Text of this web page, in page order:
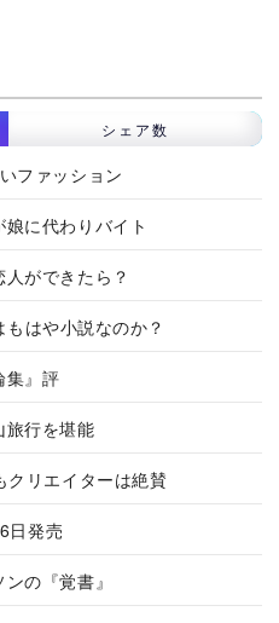
シェア数
ファッション
娘に代わりバイト
人ができたら？
もはや小説なのか？
集』評
旅行を堪能
クリエイターは絶賛
日発売
の『覚書』